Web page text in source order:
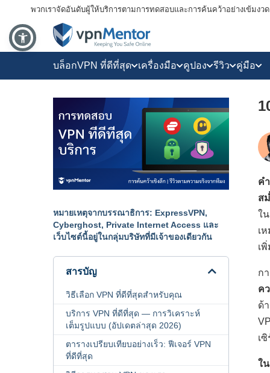
พวกเราจัดอันดับผู้ให้บริการตามการทดสอบและการค้นคว้าอย่างเข้ม
บล็อกVPN ที่ดีที่สุด เครื่องมือ คูปอง รีวิว คู่มือ
ค
ส
ใ
เ
เ
ก
ค
ด้
เ
ใ
หมายเหตุจากบรรณาธิการ: ExpressVPN,
Cyberghost, Private Internet Access และ
เว็บไซต์นี้อยู่ในกลุ่มบริษัทที่มีเจ้าของเดียวกัน
สารบัญ
วิธีเลือก VPN ที่ดีที่สุดสำหรับคุณ
บริการ VPN ที่ดีที่สุด — การวิเคราะห์
เต็มรูปแบบ (อัปเดตล่าสุด 2026)
ตารางเปรียบเทียบอย่างเร็ว: ฟีเจอร์ VPN
ที่ดีที่สุด